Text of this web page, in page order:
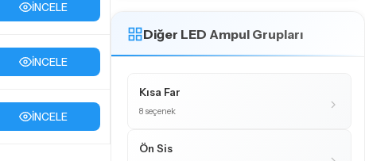
İNCELE
İNCELE
İNCELE
Diğer LED Ampul Grupları
Kısa Far
8 seçenek
Ön Sis